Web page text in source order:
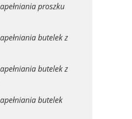
proszku
butelek z
butelek z
butelek